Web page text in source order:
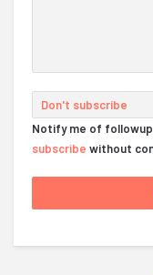
Notify me of followup
subscribe without